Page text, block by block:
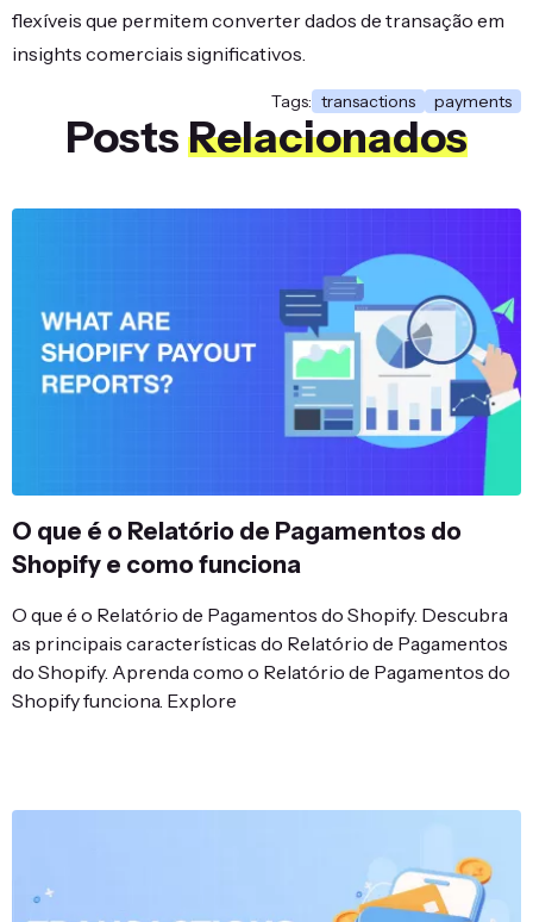
flexíveis que permitem converter dados de transação em
insights comerciais significativos.
Tags: transactions payments
PostsRelacionados
O que é o Relatório de Pagamentos do
Shopify e como funciona
O que é o Relatório de Pagamentos do Shopify. Descubra
as principais características do Relatório de Pagamentos
do Shopify. Aprenda como o Relatório de Pagamentos do
Shopify funciona. Explore